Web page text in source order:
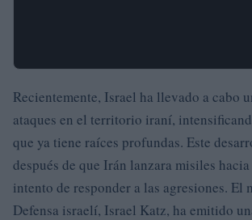
Recientemente, Israel ha llevado a cabo
ataques en el territorio iraní,
que ya tiene raíces profundas. Este
después de que Irán lanzara misiles
intento de responder a las agresiones. El
Defensa israelí, Israel Katz, ha emitido